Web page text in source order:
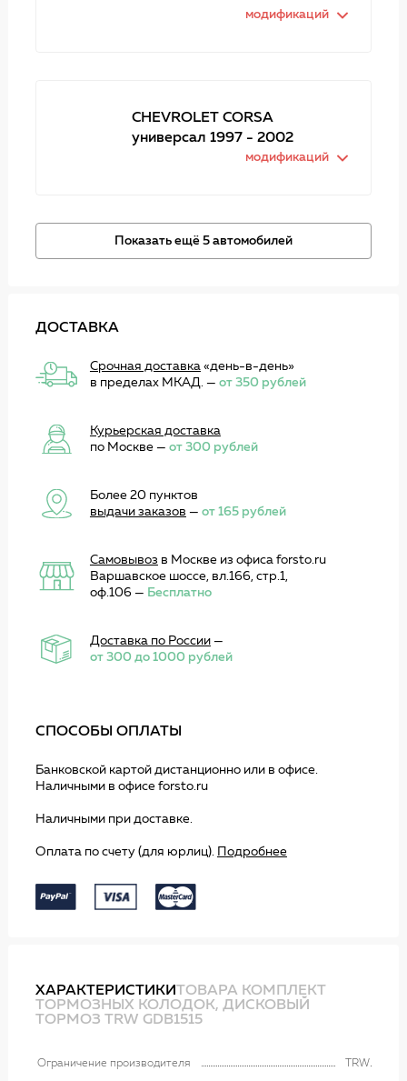
модификаций
CHEVROLET CORSA
универсал 1997 - 2002
модификаций
Показать ещё 5 автомобилей
ДОСТАВКА
Срочная доставка«день-в-день»
в пределах МКАД. — от 350 рублей
Курьерская доставка
по Москве — от 300 рублей
Более 20 пунктов
выдачи заказов — от 165 рублей
Самовывоз в Москве из офиса forsto.ru
Варшавское шоссе, вл.166, стр.1,
оф.106 — Бесплатно
Доставка по России—
от 300 до 1000 рублей
СПОСОБЫ ОПЛАТЫ
Банковской картой дистанционно или в офисе.
Наличными в офисе forsto.ru
Наличными при доставке.
Оплата по счету (для юрлиц). Подробнее
ХАРАКТЕРИСТИКИТОВАРА КОМПЛЕКТ
ТОРМОЗНЫХ КОЛОДОК, ДИСКОВЫЙ
ТОРМОЗ TRW GDB1515
Ограничение производителя TRW